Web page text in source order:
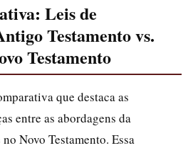
Leis de
Testamento vs.
Testamento
que destaca as
entre as abordagens da
Novo Testamento. Essa